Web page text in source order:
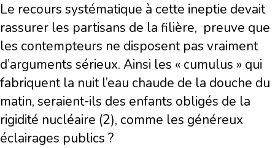
Le recours systématique à cette ineptie devait
rassurer les partisans de la filière, preuve que
les contempteurs ne disposent pas vraiment
d’arguments sérieux. Ainsi les « cumulus » qui
fabriquent la nuit l’eau chaude de la douche du
matin, seraient-ils des enfants obligés de la
rigidité nucléaire (2), comme les généreux
éclairages publics ?